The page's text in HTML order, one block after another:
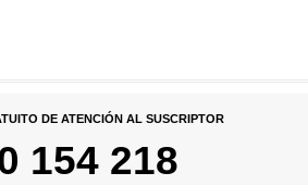
DE ATENCIÓN AL SUSCRIPTOR
154 218